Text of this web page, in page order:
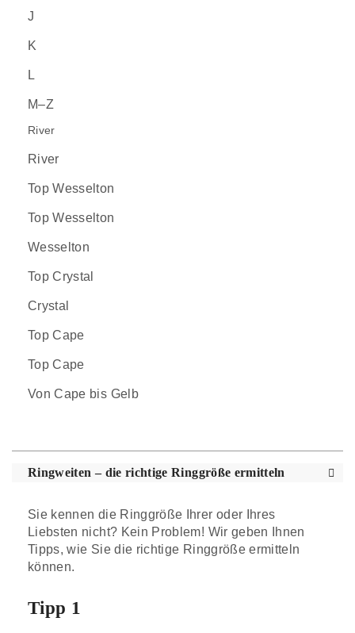
J
K
L
M–Z
River
River
Top Wesselton
Top Wesselton
Wesselton
Top Crystal
Crystal
Top Cape
Top Cape
Von Cape bis Gelb
Ringweiten – die richtige Ringgröße ermitteln
Sie kennen die Ringgröße Ihrer oder Ihres
Liebsten nicht? Kein Problem! Wir geben Ihnen
Tipps, wie Sie die richtige Ringgröße ermitteln
können.
Tipp 1